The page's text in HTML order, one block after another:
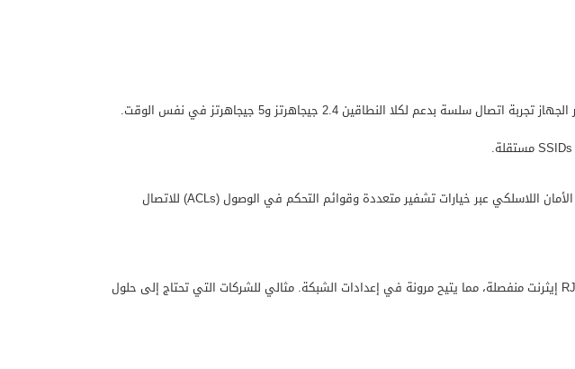
هو جهاز لاسلكي عالي الأداء مصمم للبيئات المهنية. يوفر الجهاز تجربة اتصال سلسة بدعم لكلا النطاقين 2.4 جيجاهرتز و5 جيجاهرتز في نفس الوقت.
. يعزز الأمان اللاسلكي عبر خيارات تشفير متعددة وقوائم التحكم في الوصول (ACLs) للاتصال
منفذ طابعة USB للطباعة من الأجهزة اللاسلكية، ويدعم شبكة LAN مزدوجة النطاق بمنافذ RJ45 إيثرنت منفصلة، مما يتيح مرونة في إعدادات الشبكة. مثالي للشركات التي تحتاج إلى حلول